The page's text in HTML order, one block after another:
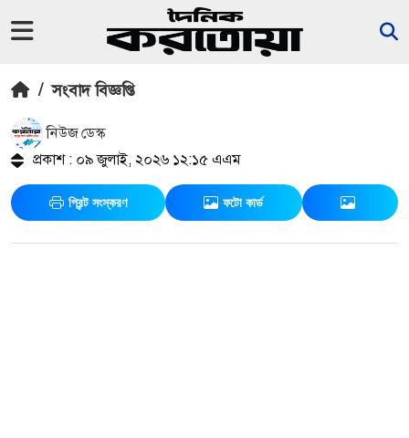
/ সংবাদ বিজ্ঞপ্তি
নিউজ ডেস্ক
প্রকাশ : ০৯ জুলাই, ২০২৬ ১২:১৫ এএম
প্রিন্ট সংস্করণ ফটো কার্ড